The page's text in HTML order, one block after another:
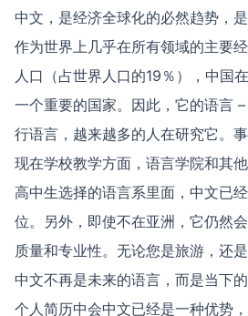
中文，是经济全球化的必然趋势，
作为世界上几乎在所有领域的主要
人口（占世界人口的19％），中国
一个重要的国家。因此，它的语言
行语言，越来越多的人在研究它。
现在学校教学方面，语言学院和其
高中生选择的语言系里面，中文已
位。另外，即使不在亚洲，它仍然
质量和专业性。无论您是旅游，还
中文不再是未来的语言，而是当下的
个人简历中会中文已经是一种优势